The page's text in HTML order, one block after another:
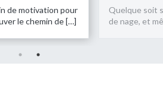
Quelque soit son niveau
de nage, et même ses […]
Besoin